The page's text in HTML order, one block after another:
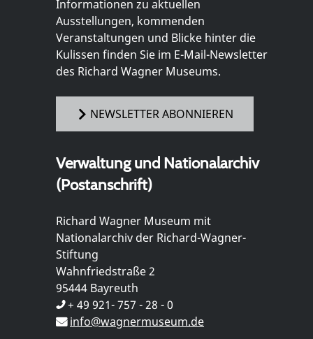
Informationen zu aktuellen
Ausstellungen, kommenden
Veranstaltungen und Blicke hinter die
Kulissen finden Sie im E-Mail-Newsletter
des Richard Wagner Museums.
NEWSLETTER ABONNIEREN
Verwaltung und Nationalarchiv
(Postanschrift)
Richard Wagner Museum mit
Nationalarchiv der Richard-Wagner-
Stiftung
Wahnfriedstraße 2
95444 Bayreuth
+ 49 921- 757 - 28 - 0
info@wagnermuseum.de